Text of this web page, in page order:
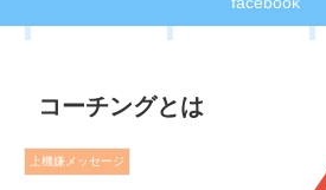
コーチングとは
上機嫌メッセージ